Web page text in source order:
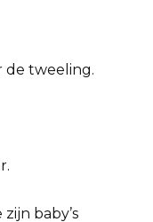
de tweeling.
baby’s